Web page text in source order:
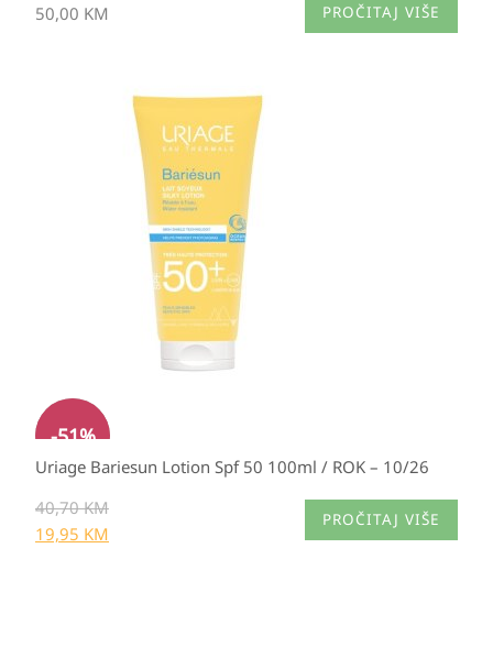
50,00 KM PROČITAJ VIŠE
-51%
Uriage Bariesun Lotion Spf 50 100ml / ROK – 10/26
40,70KM
19,95 KM
PROČITAJ VIŠE